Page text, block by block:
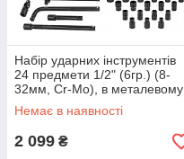
Набір ударних інструментів
24 предмети 1/2" (6гр.) (8-
32мм, Cr-Mo), в металевому
кейсі Vorfal V08126
Немає в наявності
2 099 ₴